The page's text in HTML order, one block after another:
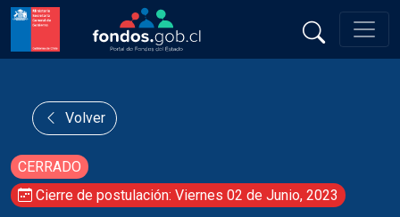
Volver
CERRADO
Cierre de postulación: Viernes 02 de Junio, 2023